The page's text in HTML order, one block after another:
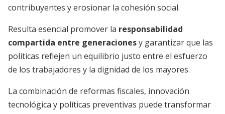
contribuyentes y erosionar la cohesión social.
Resulta esencial promover la responsabilidad
compartida entre generacionesy garantizar que las
políticas reflejen un equilibrio justo entre el esfuerzo
de los trabajadores y la dignidad de los mayores.
La combinación de reformas fiscales, innovación
tecnológica y políticas preventivas puede transformar